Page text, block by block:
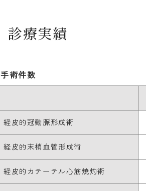
診療実績
手術件数
経皮的冠動脈形成術
経皮的末梢血管形成術
経皮的カテーテル心筋焼灼術